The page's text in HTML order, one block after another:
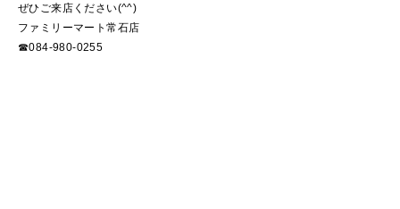
ぜひご来店ください(^^)
ファミリーマート常石店
☎084-980-0255